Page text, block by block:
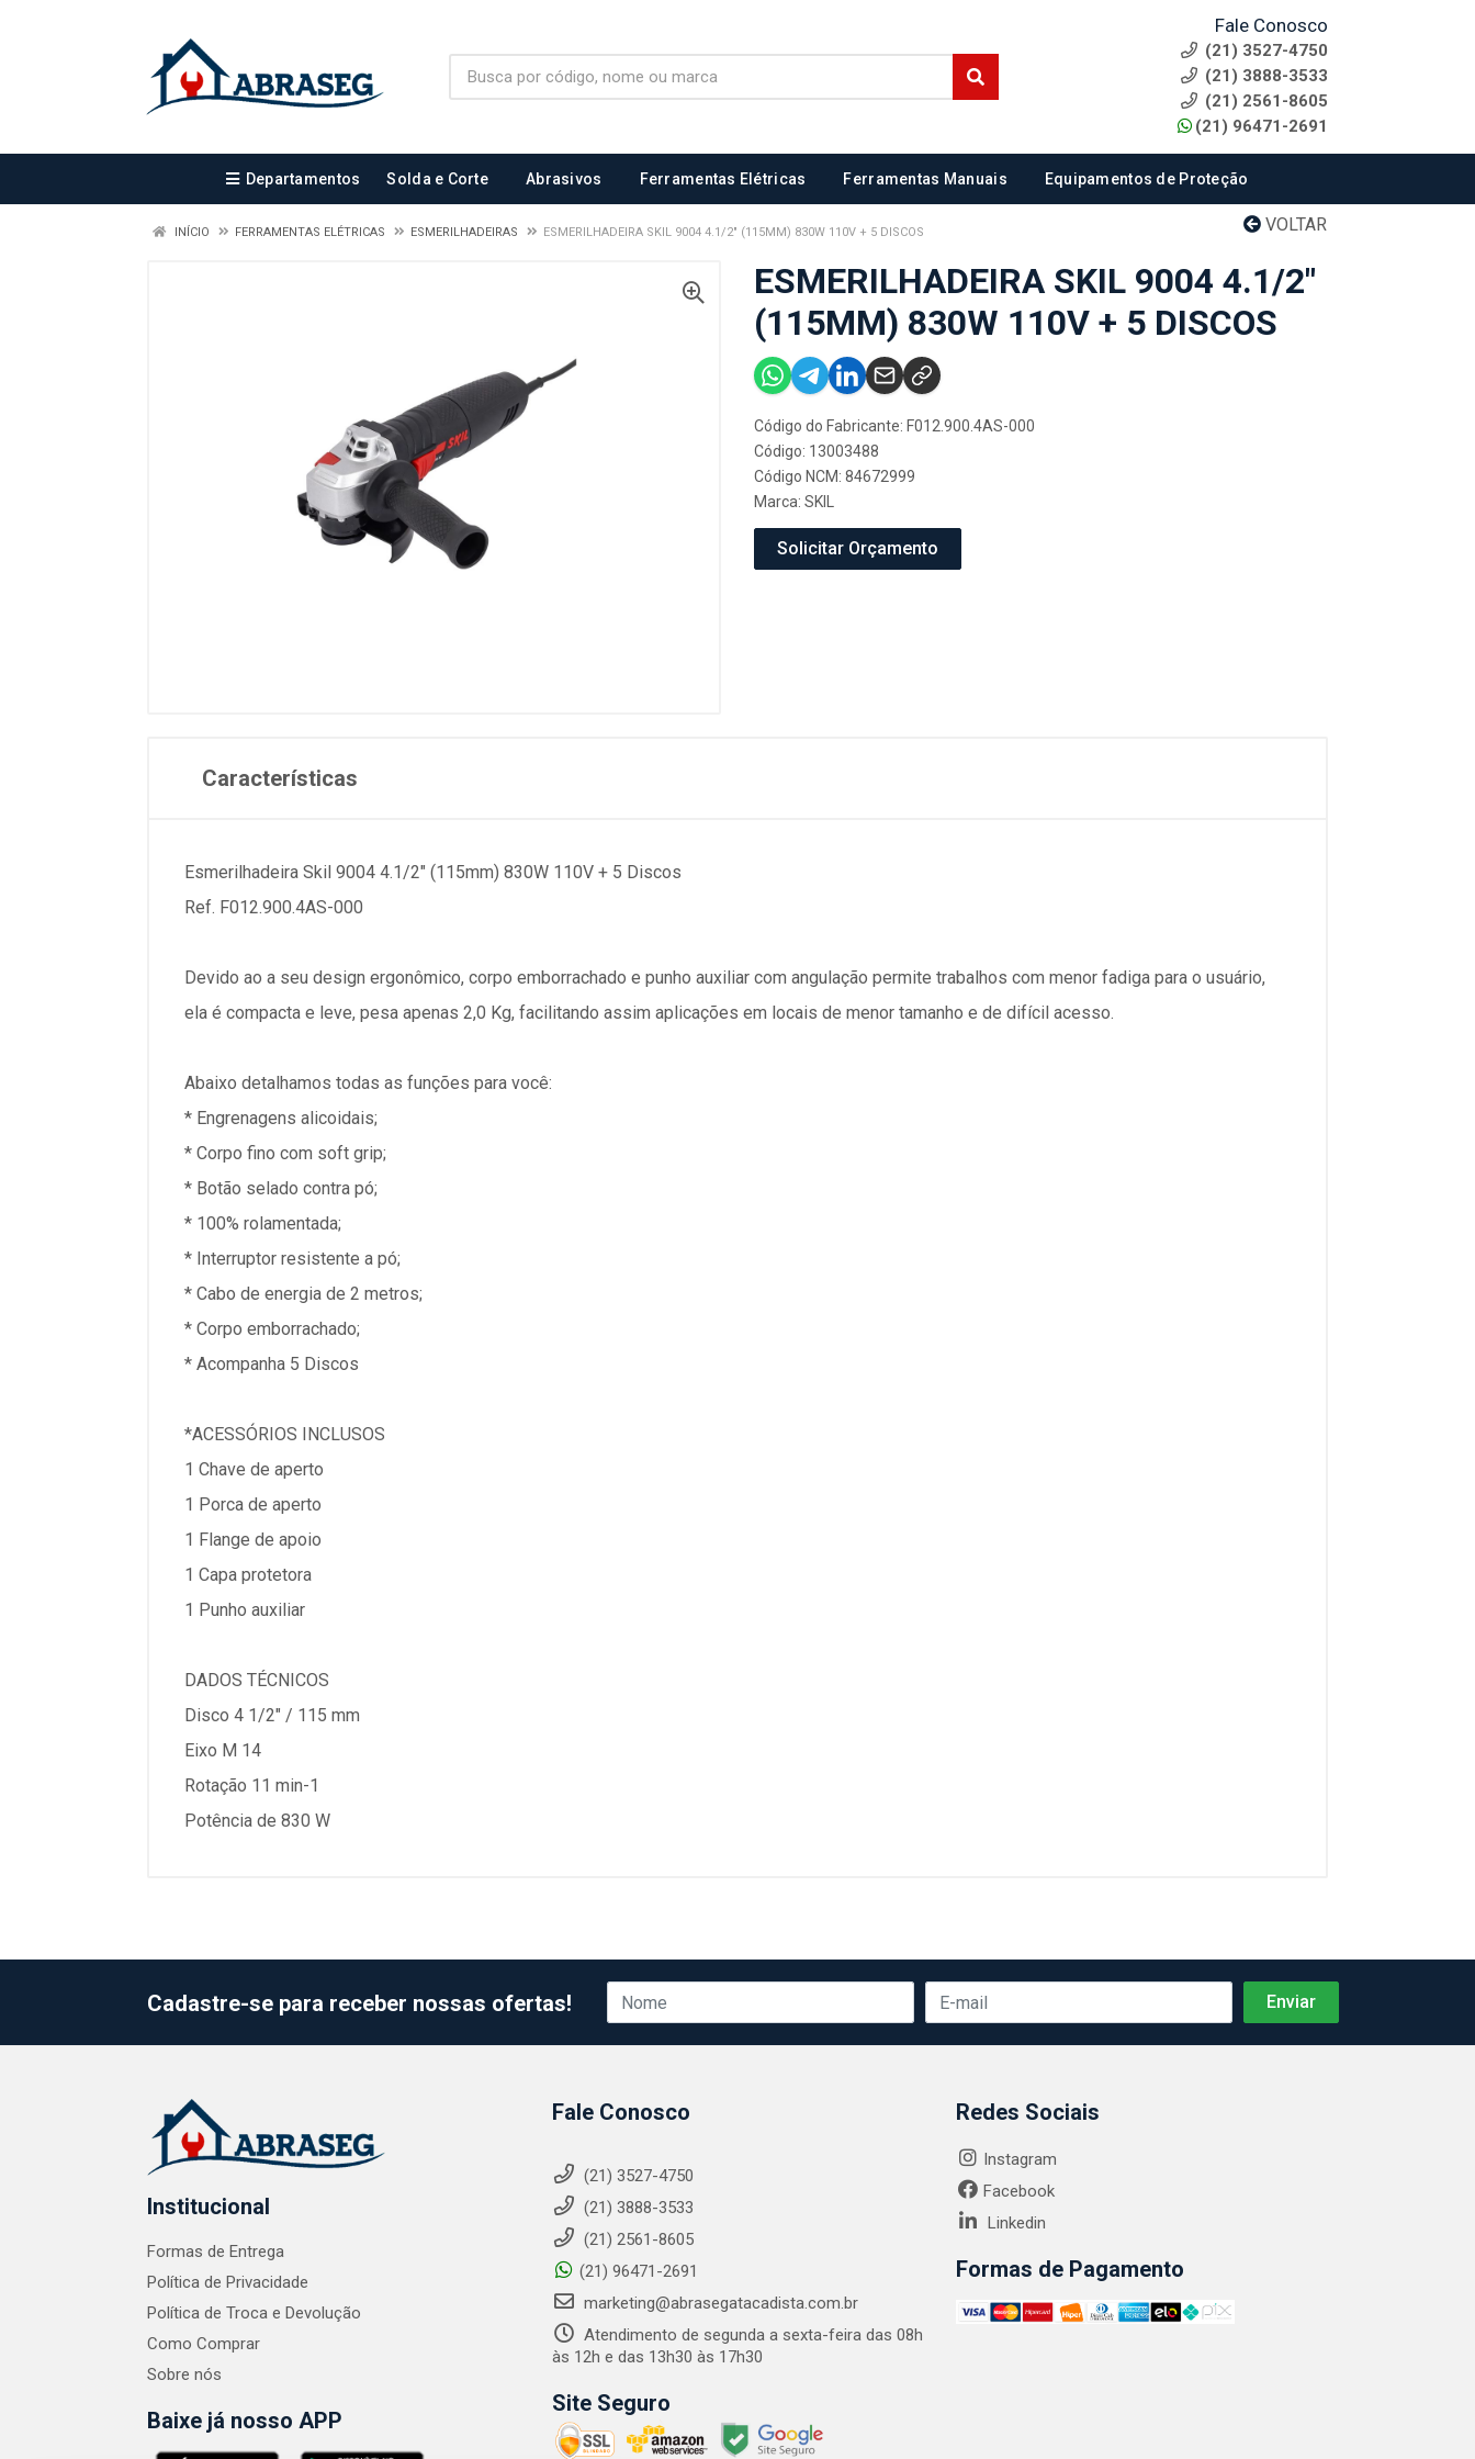
Fale Conosco
(21) 3527-4750
(21) 3888-3533
(21) 2561-8605
(21) 96471-2691
Departamentos Solda e Corte Abrasivos Ferramentas Elétricas Ferramentas Manuais Equipamentos de Proteção
VOLTAR
INÍCIO FERRAMENTAS ELÉTRICAS ESMERILHADEIRAS ESMERILHADEIRA SKIL 9004 4.1/2" (115MM) 830W 110V + 5 DISCOS
ESMERILHADEIRA SKIL 9004 4.1/2"
(115MM) 830W 110V + 5 DISCOS
Código do Fabricante: F012.900.4AS-000
Código: 13003488
Código NCM: 84672999
Marca: SKIL
Solicitar Orçamento
Características
Esmerilhadeira Skil 9004 4.1/2" (115mm) 830W 110V + 5 Discos
Ref. F012.900.4AS-000
Devido ao a seu design ergonômico, corpo emborrachado e punho auxiliar com angulação permite trabalhos com menor fadiga para o usuário,
ela é compacta e leve, pesa apenas 2,0 Kg, facilitando assim aplicações em locais de menor tamanho e de difícil acesso.
Abaixo detalhamos todas as funções para você:
* Engrenagens alicoidais;
* Corpo fino com soft grip;
* Botão selado contra pó;
* 100% rolamentada;
* Interruptor resistente a pó;
* Cabo de energia de 2 metros;
* Corpo emborrachado;
* Acompanha 5 Discos
*ACESSÓRIOS INCLUSOS
1 Chave de aperto
1 Porca de aperto
1 Flange de apoio
1 Capa protetora
1 Punho auxiliar
DADOS TÉCNICOS
Disco 4 1/2" / 115 mm
Eixo M 14
Rotação 11 min-1
Potência de 830 W
Cadastre-se para receber nossas ofertas!
Institucional
Formas de Entrega
Política de Privacidade
Política de Troca e Devolução
Como Comprar
Sobre nós
Baixe já nosso APP
Fale Conosco
(21) 3527-4750
(21) 3888-3533
(21) 2561-8605
(21) 96471-2691
marketing@abrasegatacadista.com.br
Atendimento de segunda a sexta-feira das 08h
às 12h e das 13h30 às 17h30
Site Seguro
Redes Sociais
Instagram
Facebook
Linkedin
Formas de Pagamento